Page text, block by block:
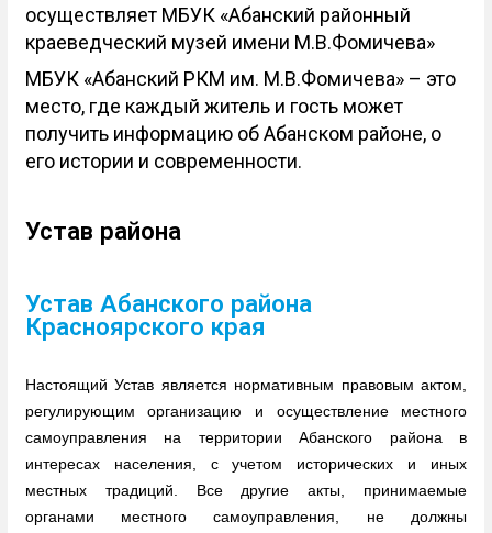
осуществляет МБУК «Абанский районный
краеведческий музей имени М.В.Фомичева»
МБУК «Абанский РКМ им. М.В.Фомичева» – это
место, где каждый житель и гость может
получить информацию об Абанском районе, о
его истории и современности.
Устав района
Устав Абанского района
Красноярского края
Настоящий Устав является нормативным правовым актом,
регулирующим организацию и осуществление местного
самоуправления на территории Абанского района в
интересах населения, с учетом исторических и иных
местных традиций. Все другие акты, принимаемые
органами местного самоуправления, не должны